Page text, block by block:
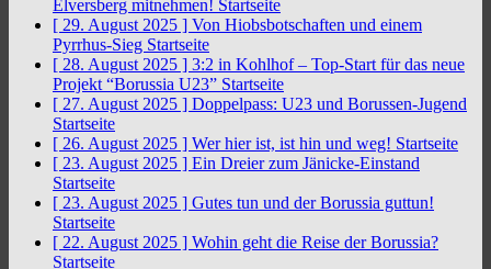
Elversberg mitnehmen! Startseite
[ 29. August 2025 ] Von Hiobsbotschaften und einem
Pyrrhus-Sieg Startseite
[ 28. August 2025 ] 3:2 in Kohlhof – Top-Start für das neue
Projekt “Borussia U23” Startseite
[ 27. August 2025 ] Doppelpass: U23 und Borussen-Jugend
Startseite
[ 26. August 2025 ] Wer hier ist, ist hin und weg! Startseite
[ 23. August 2025 ] Ein Dreier zum Jänicke-Einstand
Startseite
[ 23. August 2025 ] Gutes tun und der Borussia guttun!
Startseite
[ 22. August 2025 ] Wohin geht die Reise der Borussia?
Startseite